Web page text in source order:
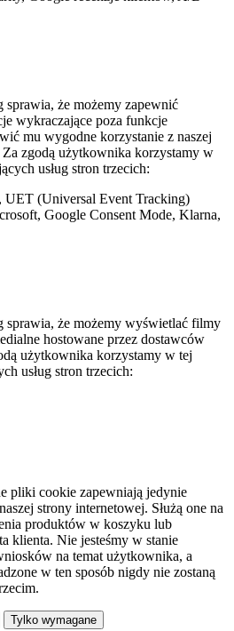
sprawia, że możemy zapewnić
wykraczające poza funkcje
mu wygodne korzystanie z naszej
zgodą użytkownika korzystamy w
usług stron trzecich:
UET (Universal Event Tracking)
Google Consent Mode, Klarna,
sprawia, że możemy wyświetlać filmy
hostowane przez dostawców
użytkownika korzystamy w tej
usług stron trzecich:
pliki cookie zapewniają jedynie
strony internetowej. Służą one na
produktów w koszyku lub
klienta. Nie jesteśmy w stanie
na temat użytkownika, a
w ten sposób nigdy nie zostaną
Tylko wymagane